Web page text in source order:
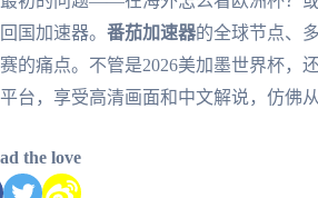
国加速器。 番茄加速器的全球节点、
的痛点。不管是2026美加墨世界杯，
台，享受高清画面和中文解说，仿佛
the love